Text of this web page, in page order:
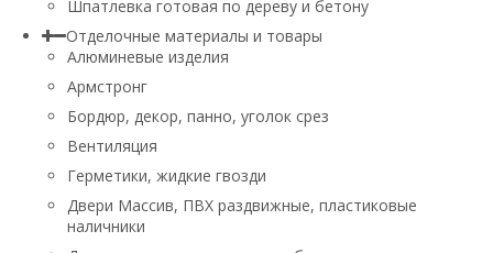
Шпатлевка готовая по дереву и бетону
Отделочные материалы и товары
Алюминевые изделия
Армстронг
Бордюр, декор, панно, уголок срез
Вентиляция
Герметики, жидкие гвозди
Двери Массив, ПВХ раздвижные, пластиковые
наличники